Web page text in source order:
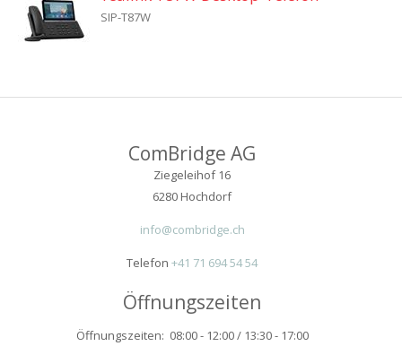
SIP-T87W
ComBridge AG
Ziegeleihof 16
6280 Hochdorf
info@combridge.ch
Telefon +41 71 694 54 54
Öffnungszeiten
Öffnungszeiten: 08:00 - 12:00 / 13:30 - 17:00